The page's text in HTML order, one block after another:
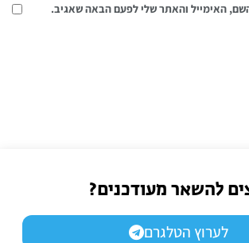
האימייל והאתר שלי לפעם הבאה שאגיב.
להשאר מעודכנים?
לערוץ הטלגרם